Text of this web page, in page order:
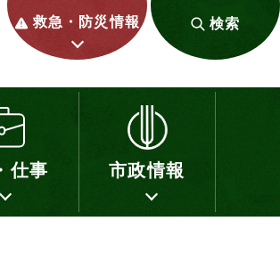
救急・防災情報 検索
仕事 市政情報